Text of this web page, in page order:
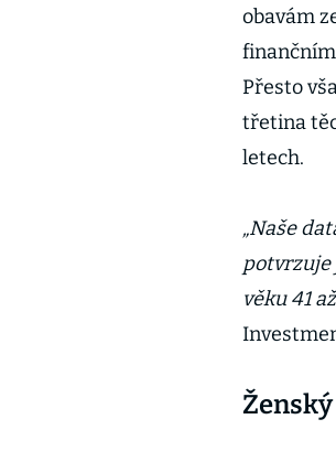
obavám
Přesto
třetina
letech.
„Naše
potvrzuje
věku 41